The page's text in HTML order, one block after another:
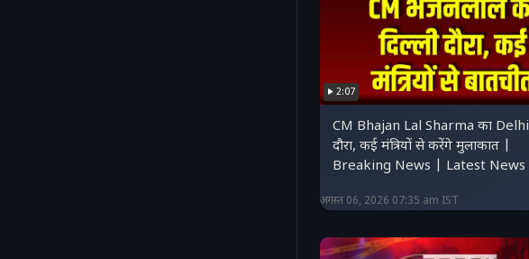
2:07
CM Bhajan Lal Sharma का Delhi
दौरा, कई मंत्रियों से करेंगे मुलाकात |
Breaking News | Latest News
अगस्त 06, 2026 07:35 am IST